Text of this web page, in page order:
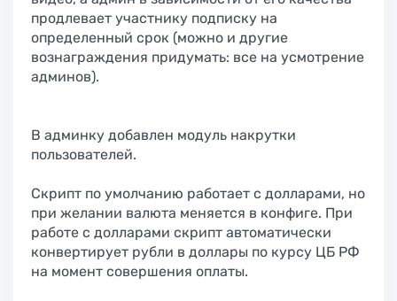
продлевает участнику подписку на
определенный срок (можно и другие
вознаграждения придумать: все на усмотрение
админов).
В админку добавлен модуль накрутки
пользователей.
Скрипт по умолчанию работает с долларами, но
при желании валюта меняется в конфиге. При
работе с долларами скрипт автоматически
конвертирует рубли в доллары по курсу ЦБ РФ
на момент совершения оплаты.